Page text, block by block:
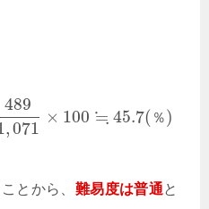
489
,071
× 100 ≒ 45.7( ％)
とから、 難易度は普通と